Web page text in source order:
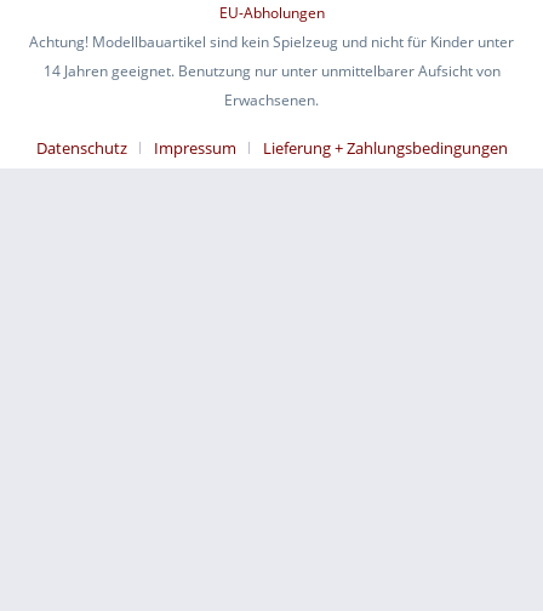
EU-Abholungen
Achtung! Modellbauartikel sind kein Spielzeug und nicht für Kinder unter
14 Jahren geeignet. Benutzung nur unter unmittelbarer Aufsicht von
Erwachsenen.
Datenschutz Impressum Lieferung + Zahlungsbedingungen